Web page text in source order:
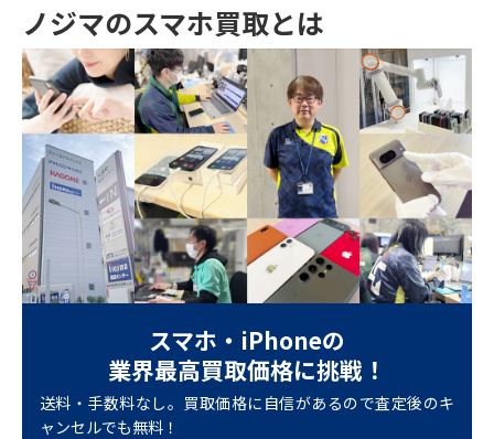
ノジマのスマホ買取とは
スマホ・iPhoneの
業界最高買取価格に挑戦！
送料・手数料なし。買取価格に自信があるので査定後のキ
ャンセルでも無料！